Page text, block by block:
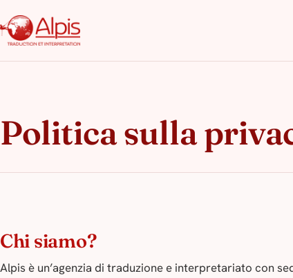
Politica sulla
Chi siamo?
Alpis è un’agenzia di traduzione e interpretariato con